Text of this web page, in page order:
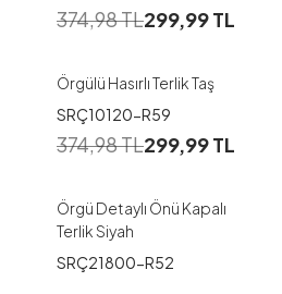
374,98TL299,99TL
37 38 39 40
Örgülü Hasırlı Terlik Taş
SRÇ10120-R59
374,98TL299,99TL
37 38 39 40
Örgü Detaylı Önü Kapalı
Terlik Siyah
SRÇ21800-R52